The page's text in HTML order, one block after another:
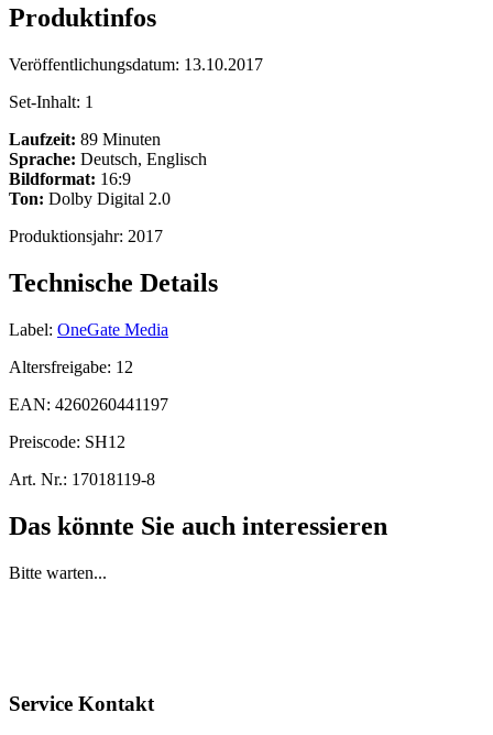
Produktinfos
Veröffentlichungsdatum: 13.10.2017
Set-Inhalt: 1
Laufzeit: 89 Minuten
Sprache: Deutsch, Englisch
Bildformat: 16:9
Ton: Dolby Digital 2.0
Produktionsjahr: 2017
Technische Details
Label: OneGate Media
Altersfreigabe: 12
EAN: 4260260441197
Preiscode: SH12
Art. Nr.: 17018119-8
Das könnte Sie auch interessieren
Bitte warten...
Service Kontakt